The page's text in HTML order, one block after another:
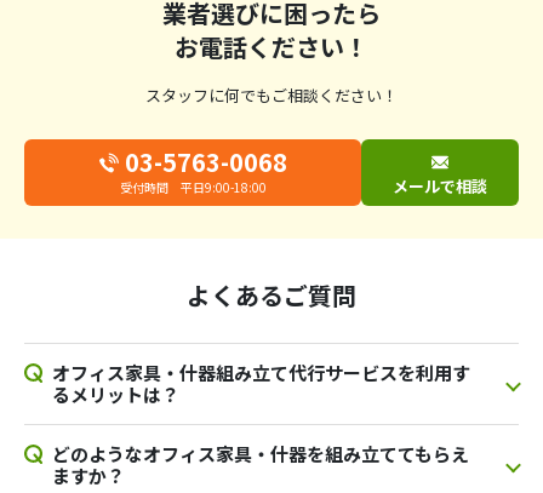
業者選びに困ったら
お電話ください！
スタッフに何でもご相談ください！
03-5763-0068
受付時間 平日9:00-18:00 メールで相談
よくあるご質問
オフィス家具・什器組み立て代行サービスを利用す
るメリットは？
どのようなオフィス家具・什器を組み立ててもらえ
ますか？